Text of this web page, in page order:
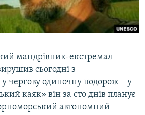
мандрівник-екстремал
сьогодні з
чергову одиночну подорож – у
каяк» він за сто днів планує
автономний